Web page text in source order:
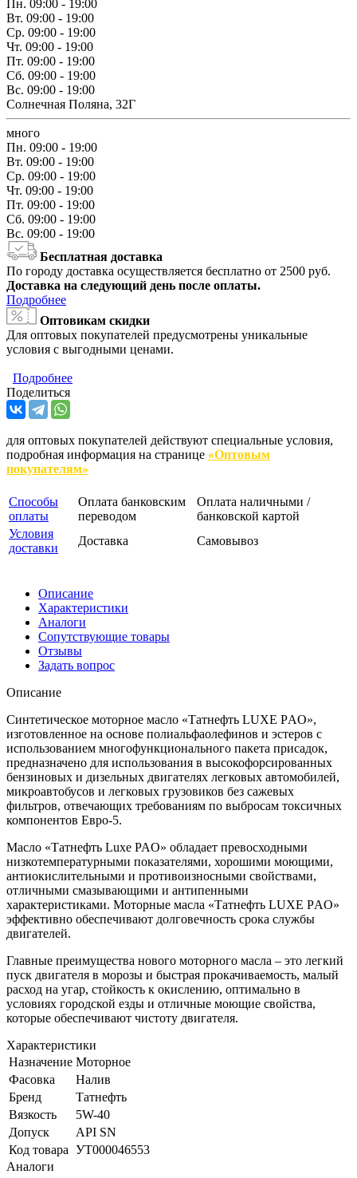
Пн. 09:00 - 19:00
Вт. 09:00 - 19:00
Ср. 09:00 - 19:00
Чт. 09:00 - 19:00
Пт. 09:00 - 19:00
Сб. 09:00 - 19:00
Вс. 09:00 - 19:00
Солнечная Поляна, 32Г
много
Пн. 09:00 - 19:00
Вт. 09:00 - 19:00
Ср. 09:00 - 19:00
Чт. 09:00 - 19:00
Пт. 09:00 - 19:00
Сб. 09:00 - 19:00
Вс. 09:00 - 19:00
Бесплатная доставка
По городу доставка осуществляется бесплатно от 2500 руб.
Доставка на следующий день после оплаты.
Подробнее
Оптовикам скидки
Для оптовых покупателей предусмотрены уникальные
условия с выгодными ценами.
Подробнее
Поделиться
для оптовых покупателей действуют специальные условия,
подробная информация на странице «Оптовым
покупателям»
Способы
оплаты
Оплата банковским
переводом
Оплата наличными /
банковской картой
Условия
доставки
Доставка Самовывоз
Описание
Характеристики
Аналоги
Сопутствующие товары
Отзывы
Задать вопрос
Описание
Синтетическое моторное масло «Татнефть LUXE PАO»,
изготовленное на основе полиальфаолефинов и эстеров с
использованием многофункционального пакета присадок,
предназначено для использования в высокофорсированных
бензиновых и дизельных двигателях легковых автомобилей,
микроавтобусов и легковых грузовиков без сажевых
фильтров, отвечающих требованиям по выбросам токсичных
компонентов Евро-5.
Масло «Татнефть Luxe PAO» обладает превосходными
низкотемпературными показателями, хорошими моющими,
антиокислительными и противоизносными свойствами,
отличными смазывающими и антипенными
характеристиками. Моторные масла «Татнефть LUXE PАO»
эффективно обеспечивают долговечность срока службы
двигателей.
Главные преимущества нового моторного масла – это легкий
пуск двигателя в морозы и быстрая прокачиваемость, малый
расход на угар, стойкость к окислению, оптимально в
условиях городской езды и отличные моющие свойства,
которые обеспечивают чистоту двигателя.
Характеристики
Назначение Моторное
Фасовка
Налив
Бренд
Татнефть
Вязкость
5W-40
Допуск
API SN
Код товара УТ000046553
Аналоги